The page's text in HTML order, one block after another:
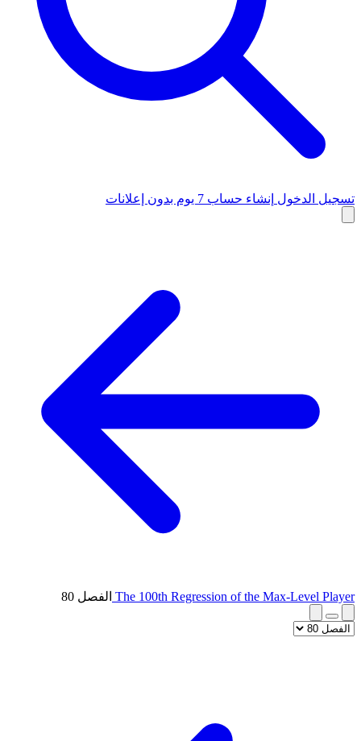
تسجيل الدخول إنشاء حساب 7 يوم بدون إعلانات
The 100th Regression of the Max-Level Player الفصل 80